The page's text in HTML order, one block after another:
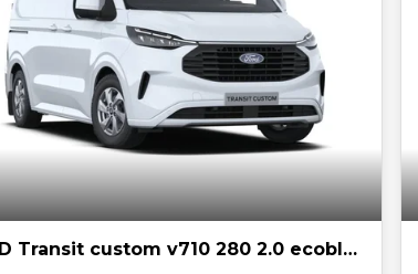
FORD Transit custom v710 280 2.0 ecoblue 136cv titanium l1h1 a8